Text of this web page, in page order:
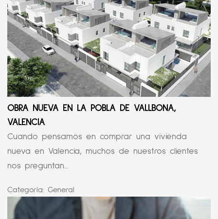
OBRA NUEVA EN LA POBLA DE VALLBONA,
VALENCIA
Cuando pensamos en comprar una vivienda
nueva en Valencia, muchos de nuestros clientes
nos preguntan...
Categoría: General